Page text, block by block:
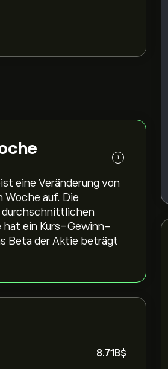
i
eine Veränderung von
Woche auf. Die
durchschnittlichen
hat ein Kurs-Gewinn-
Beta der Aktie beträgt
8.71B‎$‎